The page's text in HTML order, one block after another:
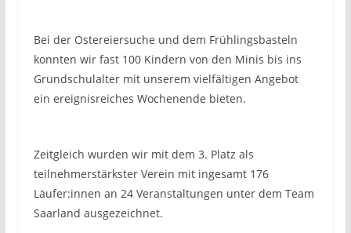
Bei der Ostereiersuche und dem Frühlingsbasteln
konnten wir fast 100 Kindern von den Minis bis ins
Grundschulalter mit unserem vielfältigen Angebot
ein ereignisreiches Wochenende bieten.
Zeitgleich wurden wir mit dem 3. Platz als
teilnehmerstärkster Verein mit ingesamt 176
Läufer:innen an 24 Veranstaltungen unter dem Team
Saarland ausgezeichnet.